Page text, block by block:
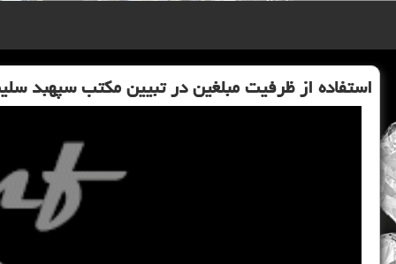
استفاده از ظرفیت مبلغین در تبیین مكتب سپهبد